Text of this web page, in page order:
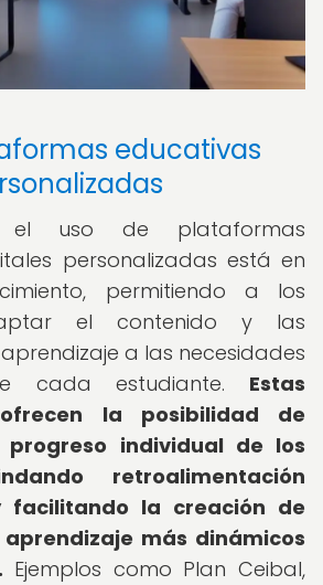
educativas
el uso de plataformas
personalizadas está en
permitiendo a los
el contenido y las
a las necesidades
cada estudiante. Estas
la posibilidad de
individual de los
retroalimentación
facilitando la creación de
más dinámicos
Ejemplos como Plan Ceibal,